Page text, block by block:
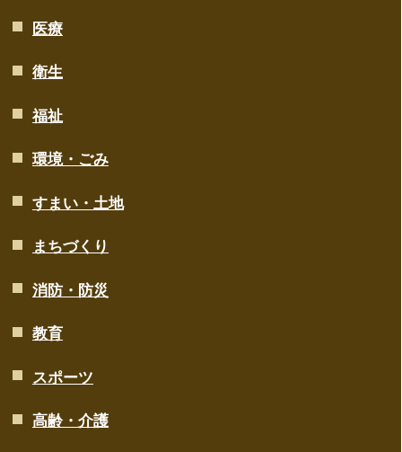
医療
衛生
福祉
環境・ごみ
すまい・土地
まちづくり
消防・防災
教育
スポーツ
高齢・介護